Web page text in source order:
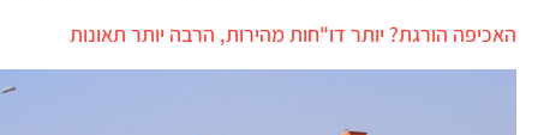
האכיפה הורגת? יותר דו"חות מהירות, הרבה יותר תאונות